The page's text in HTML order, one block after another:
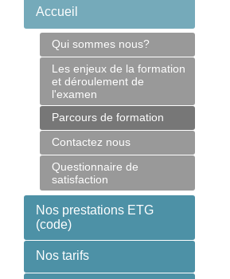
Accueil
Qui sommes nous?
Les enjeux de la formation
et déroulement de
l'examen
Parcours de formation
Contactez nous
Questionnaire de
satisfaction
Nos prestations ETG
(code)
Nos tarifs